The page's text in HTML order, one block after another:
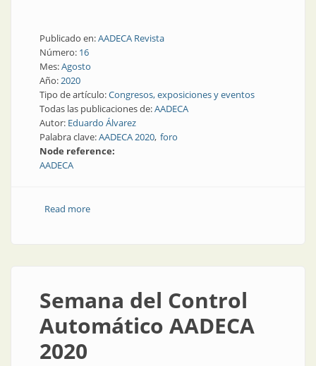
Publicado en:AADECA Revista
Número: 16
Mes:Agosto
Año:2020
Tipo de artículo:Congresos, exposiciones y eventos
Todas las publicaciones de:AADECA
Autor: Eduardo Álvarez
Palabra clave:AADECA 2020 foro
Node reference:
AADECA
Read moreabout Industria Espacial
Semana del Control
Automático AADECA
2020